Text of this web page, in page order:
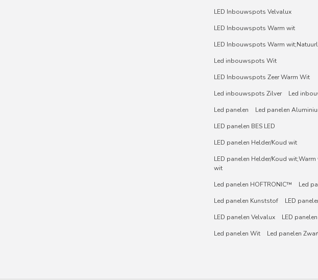
LED Inbouwspots Velvalux
LED Inbouwspots Warm wit
LED Inbouwspots Warm
Led inbouwspots Wit
LED Inbouwspots Zeer Warm Wit
Led inbouwspots Zilver
Led
Led panelen
Led panelen
LED panelen BES LED
LED panelen Helder/Koud wit
LED panelen Helder/Koud
wit
Led panelen HOFTRONIC™
Led
Led panelen Kunststof
LED
LED panelen Velvalux
LED
Led panelen Wit
Led panelen